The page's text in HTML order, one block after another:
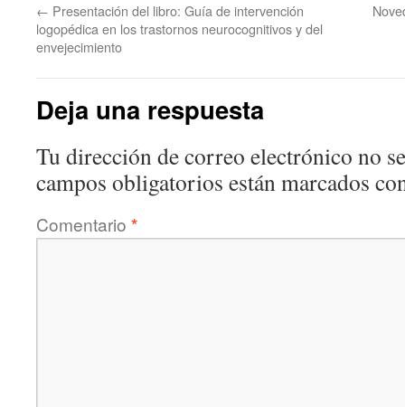
← Presentación del libro: Guía de intervención
logopédica en los trastornos neurocognitivos y del
envejecimiento
Deja una respuesta
Tu dirección de correo electrónico no
campos obligatorios están marcados
Comentario *